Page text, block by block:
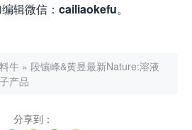
辑微信： cailiaokefu。
牛 » 段镶峰&黄昱最新Nature:溶液
产品
分享到：